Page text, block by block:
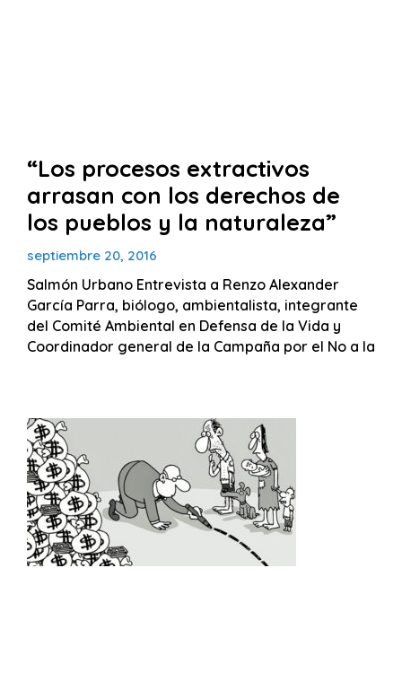
“Los procesos extractivos
arrasan con los derechos de
los pueblos y la naturaleza”
septiembre 20, 2016
Salmón Urbano Entrevista a Renzo Alexander
García Parra, biólogo, ambientalista, integrante
del Comité Ambiental en Defensa de la Vida y
Coordinador general de la Campaña por el No a la